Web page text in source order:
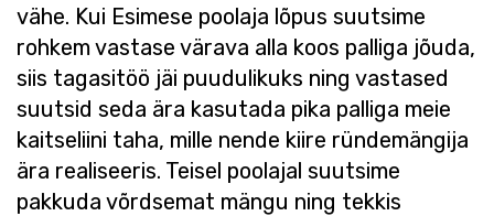
vähe. Kui Esimese poolaja lõpus suutsime
rohkem vastase värava alla koos palliga jõuda,
siis tagasitöö jäi puudulikuks ning vastased
suutsid seda ära kasutada pika palliga meie
kaitseliini taha, mille nende kiire ründemängija
ära realiseeris. Teisel poolajal suutsime
pakkuda võrdsemat mängu ning tekkis